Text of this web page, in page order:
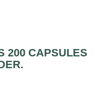
200 CAPSULES